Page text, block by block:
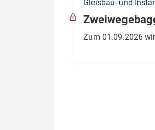
Gleisbau- und
Zum 01.09.2026